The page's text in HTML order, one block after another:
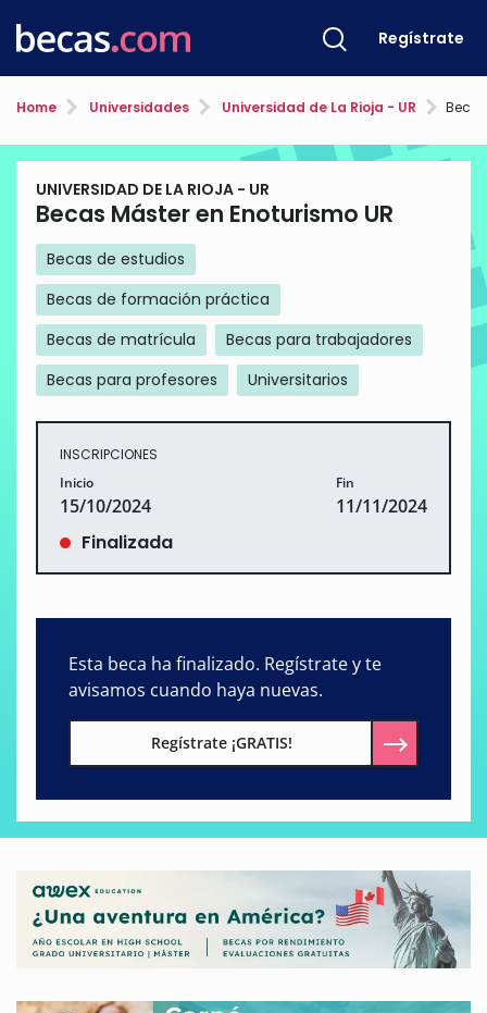
Regístrate
Home Universidades Universidad de La Rioja - UR
UNIVERSIDAD DE LA RIOJA - UR
Becas Máster en Enoturismo UR
Becas de estudios
Becas de formación práctica
Becas de matrícula
Becas para trabajadores
Becas para profesores
Universitarios
INSCRIPCIONES
Inicio
15/10/2024
Fin
11/11/2024
Finalizada
Esta beca ha finalizado. Regístrate y te
avisamos cuando haya nuevas.
Regístrate ¡GRATIS!